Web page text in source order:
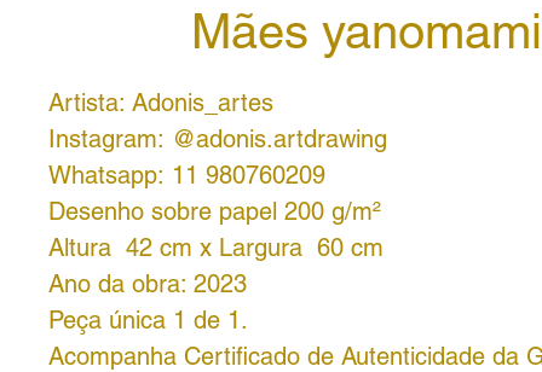
Mães
Artista: Adonis_artes
Instagram: @adonis.artdrawing
Whatsapp: 11 980760209
Desenho sobre papel 200 g/m²
Altura 42 cm x Largura 60 cm
Ano da obra: 2023
Peça única 1 de 1.
Acompanha Certificado de Autenticidade da